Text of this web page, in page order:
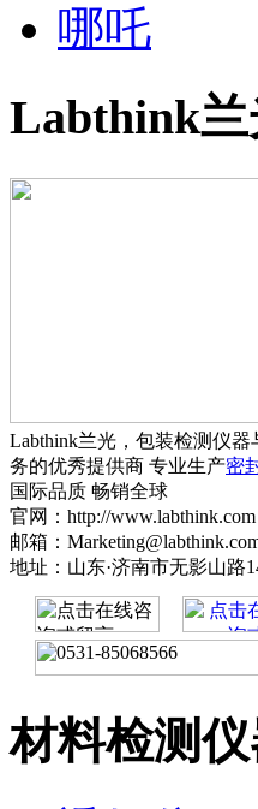
哪吒
Labthink兰
Labthink兰光，包装检测仪器
务的优秀提供商 专业生产密
国际品质 畅销全球
官网：http://www.labthink.com
邮箱：
地址：山东·济南市无影山路
材料检测